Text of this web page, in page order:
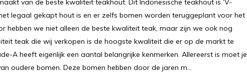
van de beste kwaliteit teakhout. Dit Indonesische teakhout is ‘V-
legaal gekapt hout is en er zelfs bomen worden teruggeplant voor het
we niet alleen de beste kwaliteit teak, maar zijn we ook nog
teak die wij verkopen is de hoogste kwaliteit die er op de markt te
A heeft eigenlijk een aantal belangrijke kenmerken. Allereerst is moet je
oudere bomen. Deze bomen hebben door de jaren m...